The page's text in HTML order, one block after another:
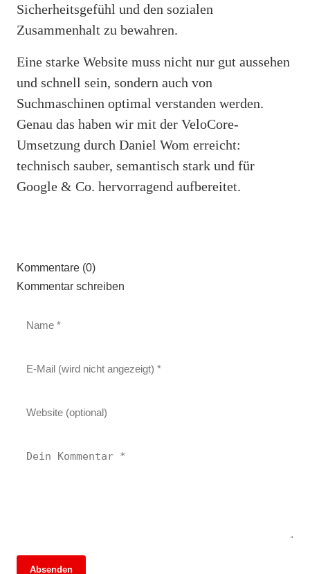
Sicherheitsgefühl und den sozialen
Zusammenhalt zu bewahren.
Eine starke Website muss nicht nur gut aussehen
und schnell sein, sondern auch von
Suchmaschinen optimal verstanden werden.
Genau das haben wir mit der VeloCore-
Umsetzung durch Daniel Wom erreicht:
technisch sauber, semantisch stark und für
Google & Co. hervorragend aufbereitet.
Kommentare (0)
Kommentar schreiben
Absenden